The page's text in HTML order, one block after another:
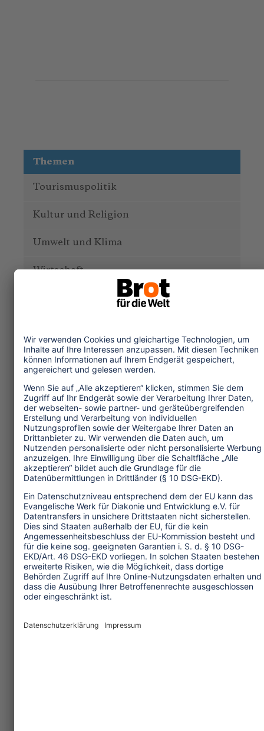
Themen
Tourismuspolitik
Kultur und Religion
Umwelt und Klima
Wirtschaft
Service und Tipps
One Planet Guide für faires
Reisen
Transforming Tourism
Initiative